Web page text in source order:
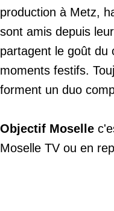
production à Metz,
sont amis depuis
partagent le goût du
moments festifs.
forment un duo
Objectif Moselle
Moselle TV ou en